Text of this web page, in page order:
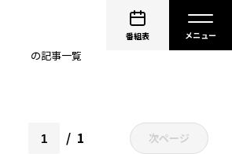
番組表
の記事一覧
1 次ページ